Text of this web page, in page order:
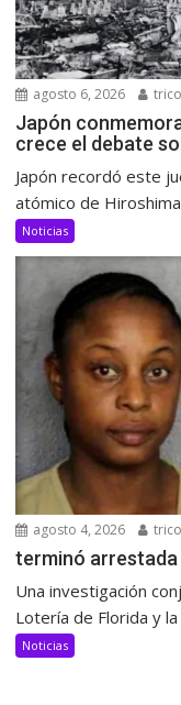
agosto 6, 2026
Japón
crece el debate
Japón recordó este
atómico de
Noticias
agosto 4, 2026
terminó
Una investigación
Lotería de Florida y la
Noticias